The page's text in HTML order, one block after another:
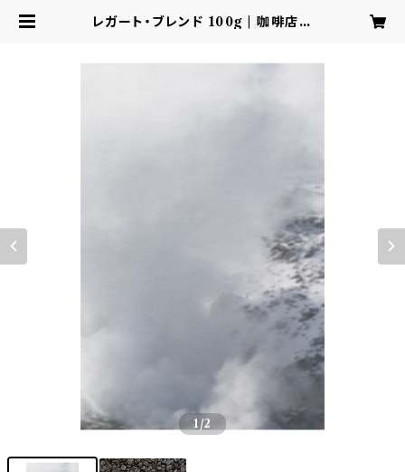
レガート・ブレンド 100g | 咖啡店ル
1/2